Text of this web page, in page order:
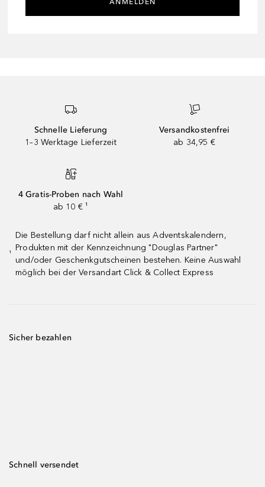
ANMELDEN
Schnelle Lieferung
1–3 Werktage Lieferzeit
Versandkostenfrei
ab 34,95 €
4 Gratis-Proben nach Wahl
ab 10 € ¹
¹
Die Bestellung darf nicht allein aus Adventskalendern,
Produkten mit der Kennzeichnung "Douglas Partner"
und/oder Geschenkgutscheinen bestehen. Keine Auswahl
möglich bei der Versandart Click & Collect Express
Sicher bezahlen
Schnell versendet